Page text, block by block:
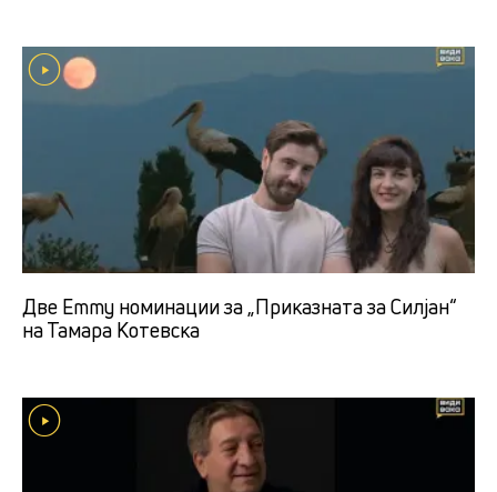
Две Emmy номинации за „Приказната за Силјан“
на Тамара Котевска